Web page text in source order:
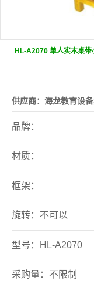
HL-A2070 单人实木桌带
供应商：海龙教育设
品牌：
材质：
框架：
旋转：不可以
型号：HL-A2070
采购量：不限制